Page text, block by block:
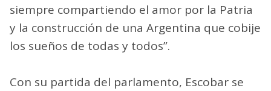
siempre compartiendo el amor por la Patria
y la construcción de una Argentina que cobije
los sueños de todas y todos”.
Con su partida del parlamento, Escobar se